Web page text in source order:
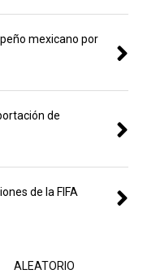
mexicano por
de
de la FIFA
ALEATORIO